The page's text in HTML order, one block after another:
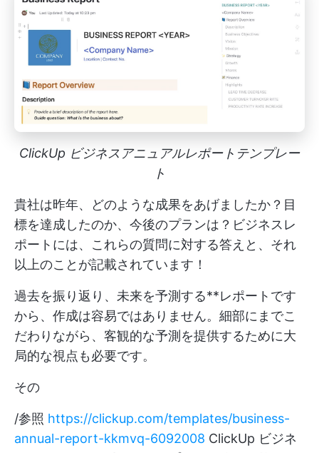
ClickUp ビジネスアニュアルレポートテンプレー
ト
貴社は昨年、どのような成果をあげましたか？目
標を達成したのか、今後のプランは？ビジネスレ
ポートには、これらの質問に対する答えと、それ
以上のことが記載されています！
過去を振り返り、未来を予測する**レポートです
から、作成は容易ではありません。細部にまでこ
だわりながら、客観的な予測を提供するために大
局的な視点も必要です。
その
/参照 https://clickup.com/templates/business-
annual-report-kkmvq-6092008 ClickUp ビジネ